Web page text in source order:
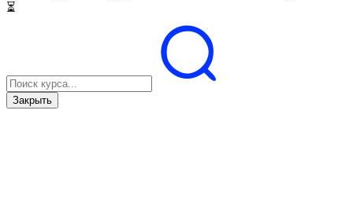
⏳
Закрыть